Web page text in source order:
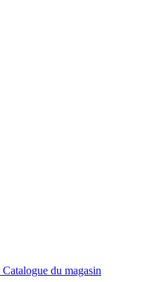
Catalogue du magasin